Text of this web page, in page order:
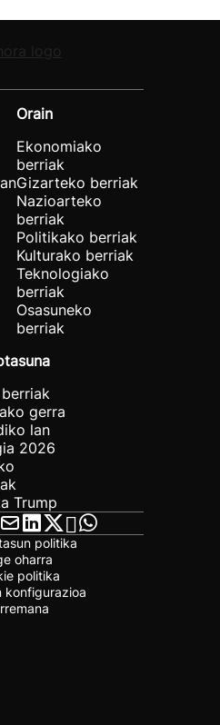
Orain
Ekonomiako
berriak
Gizarteko berriak
Nazioarteko
berriak
Politikako berriak
Kulturako berriak
Teknologiako
berriak
Osasuneko
berriak
gerra
lan
2026
Trump
politika
oharra
politika
konfigurazioa